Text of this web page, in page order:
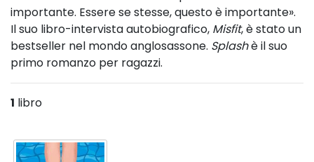
importante. Essere se stesse, questo è importante».
Il suo libro-intervista autobiografico, Misfit, è stato un
bestseller nel mondo anglosassone. Splashè il suo
primo romanzo per ragazzi.
1 libro